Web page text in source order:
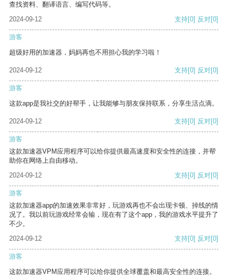
查找资料、翻译语言、编写代码等。
2024-09-12
支持[0] 反对[0]
游客
超级好用的加速器，妈妈再也不用担心我的学习啦！
2024-09-12 支持[0] 反对[0]
游客
这款app是我社交的好帮手，让我能够与朋友保持联系，分享生活点滴。
2024-09-12 支持[0] 反对[0]
游客
这款加速器VPM应用程序可以给你提供最高速度和安全性的连接，并帮
助你在网络上自由移动。
2024-09-12
支持[0] 反对[0]
游客
这款加速器app的加速效果非常好，玩游戏再也不会出现卡顿、掉线的情
况了。我以前玩游戏经常会输，现在有了这个app，我的游戏水平提升了
不少。
2024-09-12
支持[0] 反对[0]
游客
这款加速器VPM应用程序可以给你提供全球覆盖和最高安全性的连接。